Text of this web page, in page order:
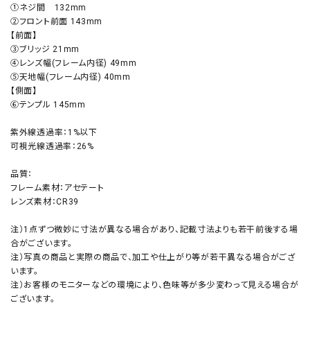
①ネジ間 132mm
②フロント前面 143mm
【前面】
③ブリッジ 21mm
④レンズ幅(フレーム内径) 49mm
⑤天地幅(フレーム内径) 40mm
【側面】
⑥テンプル 145mm
紫外線透過率：1%以下
可視光線透過率：26%
品質：
フレーム素材：アセテート
レンズ素材：CR39
注）1点ずつ微妙に寸法が異なる場合があり、記載寸法よりも若干前後する場
合がございます。
注）写真の商品と実際の商品で、加工や仕上がり等が若干異なる場合がござ
います。
注）お客様のモニターなどの環境により、色味等が多少変わって見える場合が
ございます。